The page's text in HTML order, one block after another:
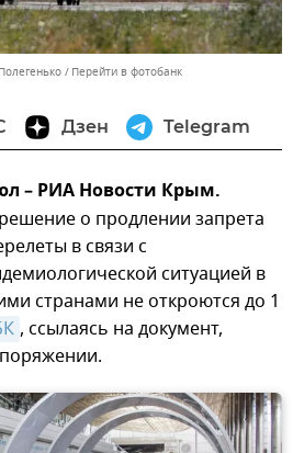
Перейти в фотобанк
Дзен Telegram
– РИА Новости Крым.
о продлении запрета
в связи с
ситуацией в
странами не откроются до 1
, ссылаясь на документ,